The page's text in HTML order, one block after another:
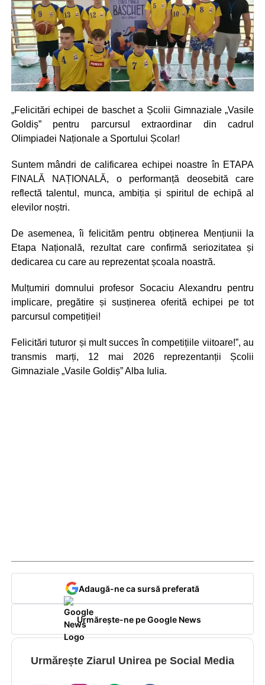
„Felicitări echipei de baschet a Școlii Gimnaziale „Vasile
Goldiș” pentru parcursul extraordinar din cadrul
Olimpiadei Naționale a Sportului Școlar!
Suntem mândri de calificarea echipei noastre în ETAPA
FINALĂ NAȚIONALĂ, o performanță deosebită care
reflectă talentul, munca, ambiția și spiritul de echipă al
elevilor noștri.
De asemenea, îi felicităm pentru obținerea Mențiunii la
Etapa Națională, rezultat care confirmă seriozitatea și
dedicarea cu care au reprezentat școala noastră.
Mulțumiri domnului profesor Socaciu Alexandru pentru
implicare, pregătire și susținerea oferită echipei pe tot
parcursul competiției!
Felicitări tuturor și mult succes în competițiile viitoare!”, au
transmis marți, 12 mai 2026 reprezentanții Școlii
Gimnaziale „Vasile Goldiș” Alba Iulia.
Adaugă-ne ca sursă preferată
Urmărește-ne pe Google News
Urmărește Ziarul Unirea pe Social Media